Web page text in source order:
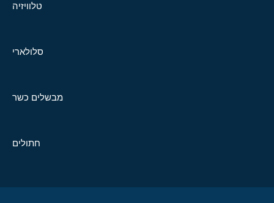
טלוויזיה
סלולארי
מבשלים כשר
חתולים